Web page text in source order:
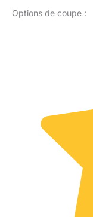
Options de coupe :